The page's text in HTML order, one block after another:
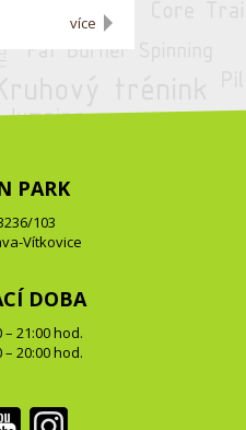
více
PARK
103
Vítkovice
DOBA
– 21:00 hod.
– 20:00 hod.